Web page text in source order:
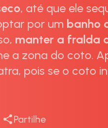
, até que ele
por um banho
manter a fralda
a zona do coto.
pois se o coto
Partilhe